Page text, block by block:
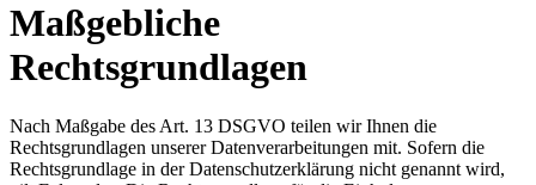
Maßgebliche
Rechtsgrundlagen
Nach Maßgabe des Art. 13 DSGVO teilen wir Ihnen die
Rechtsgrundlagen unserer Datenverarbeitungen mit. Sofern die
Rechtsgrundlage in der Datenschutzerklärung nicht genannt wird,